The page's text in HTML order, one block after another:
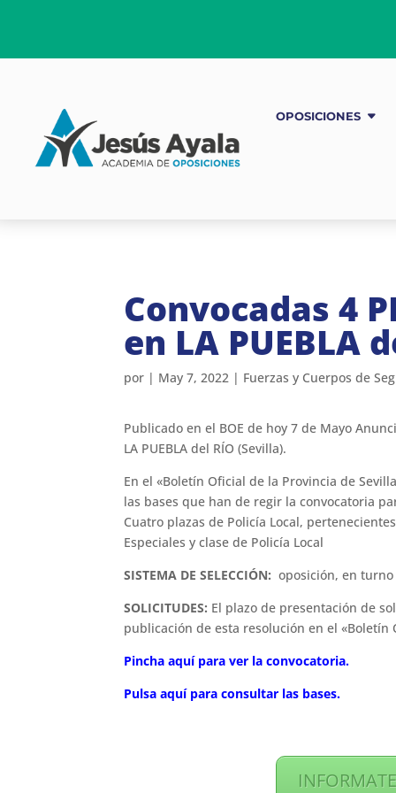
OPOSICIONES
Convocadas 4
en LA PUEBLA
por | May 7, 2022 | Fuerzas y Cuerpos de
Publicado en el BOE de hoy 7 de Mayo
LA PUEBLA del RÍO (Sevilla).
En el «Boletín Oficial de la Provincia de
las bases que han de regir la convocatoria
Cuatro plazas de Policía Local,
Especiales y clase de Policía Local
SISTEMA DE SELECCIÓN: oposición, en
SOLICITUDES: El plazo de presentación de
publicación de esta resolución en el «Boletín
Pincha aquí para ver la convocatoria.
Pulsa aquí para consultar las bases.